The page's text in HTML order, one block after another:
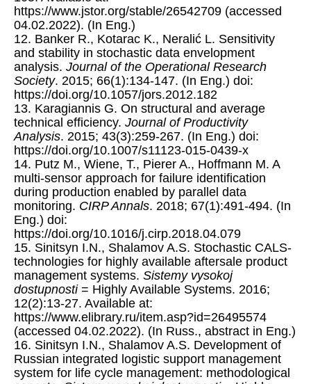
https://www.jstor.org/stable/26542709 (accessed
04.02.2022). (In Eng.)
12. Banker R., Kotarac K., Neralić L. Sensitivity
and stability in stochastic data envelopment
analysis. Journal of the Operational Research
Society. 2015; 66(1):134-147. (In Eng.) doi:
https://doi.org/10.1057/jors.2012.182
13. Karagiannis G. On structural and average
technical efficiency. Journal of Productivity
Analysis. 2015; 43(3):259-267. (In Eng.) doi:
https://doi.org/10.1007/s11123-015-0439-x
14. Putz M., Wiene, T., Pierer A., Hoffmann M. A
multi-sensor approach for failure identification
during production enabled by parallel data
monitoring. CIRP Annals. 2018; 67(1):491-494. (In
Eng.) doi:
https://doi.org/10.1016/j.cirp.2018.04.079
15. Sinitsyn I.N., Shalamov A.S. Stochastic CALS-
technologies for highly available aftersale product
management systems. Sistemy vysokoj
dostupnosti= Highly Available Systems. 2016;
12(2):13-27. Available at:
https://www.elibrary.ru/item.asp?id=26495574
(accessed 04.02.2022). (In Russ., abstract in Eng.)
16. Sinitsyn I.N., Shalamov A.S. Development of
Russian integrated logistic support management
system for life cycle management: methodological